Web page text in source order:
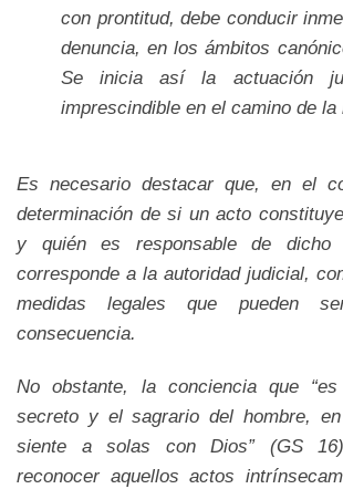
con prontitud, debe conducir
denuncia, en los ámbitos
Se inicia así la actuación
imprescindible en el camino de la
Es necesario destacar que, en el
determinación de si un acto
y quién es responsable de dicho
corresponde a la autoridad judicial,
medidas legales que pueden
consecuencia.
No obstante, la conciencia que
secreto y el sagrario del hombre,
siente a solas con Dios” (GS
reconocer aquellos actos